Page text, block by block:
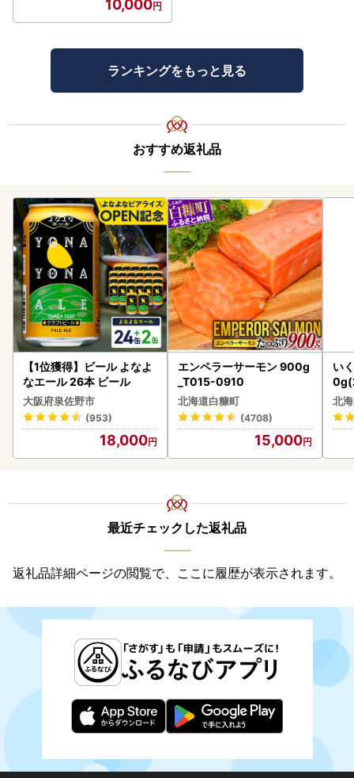
10,000
ランキングをもっと見る
おすすめ返礼品
【1位獲得】ビール よなよ
なエール 26本 ビール
大阪府泉佐野市
(953)
18,000
エンペラーサーモン 900g
_T015-0910
北海道白糠町
(4708)
15,000
い
2-
北
最近チェックした返礼品
返礼品詳細ページの閲覧で、ここに履歴が表示されます。